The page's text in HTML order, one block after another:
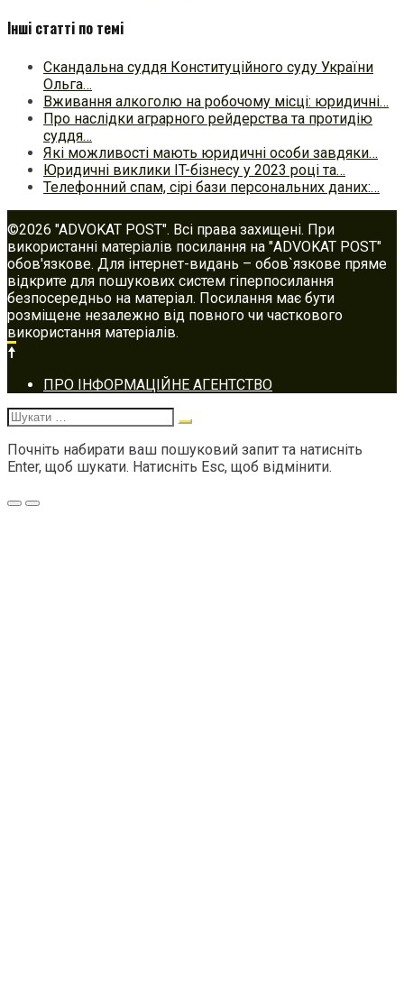
Інші статті по темі
Скандальна суддя Конституційного суду України
Ольга…
Вживання алкоголю на робочому місці: юридичні…
Про наслідки аграрного рейдерства та протидію
суддя…
Які можливості мають юридичні особи завдяки…
Юридичні виклики IT-бізнесу у 2023 році та…
Телефонний спам, сірі бази персональних даних:…
©2026 "ADVOKAT POST". Всі права захищені. При
використанні матеріалів посилання на "ADVOKAT POST"
обов'язкове. Для інтернет-видань – обов`язкове пряме
відкрите для пошукових систем гіперпосилання
безпосередньо на матеріал. Посилання має бути
розміщене незалежно від повного чи часткового
використання матеріалів.
Footer
navigation
ПРО ІНФОРМАЦІЙНЕ АГЕНТСТВО
Шукати:
Почніть набирати ваш пошуковий запит та натисніть
Enter, щоб шукати. Натисніть Esc, щоб відмінити.
Меню